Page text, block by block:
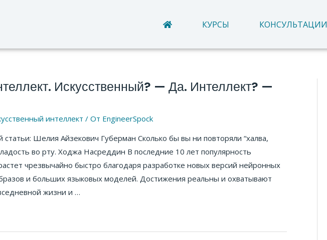
КУРСЫ КОНСУЛЬТАЦИИ
Искусственный? — Да. Интеллект? —
интеллект / От EngineerSpock
статьи: Шелия Айзекович Губерман Сколько бы вы ни повторяли “халва,
во рту. Ходжа Насреддин В последние 10 лет популярность
чрезвычайно быстро благодаря разработке новых версий нейронных
и больших языковых моделей. Достижения реальны и охватывают
жизни и …